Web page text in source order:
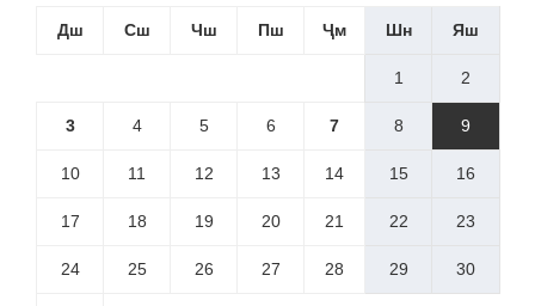
Дш Сш Чш Пш Ҷм Шн Яш
1 2
3 4 5 6 7 8 9
10 11 12 13 14 15 16
17 18 19 20 21 22 23
24 25 26 27 28 29 30